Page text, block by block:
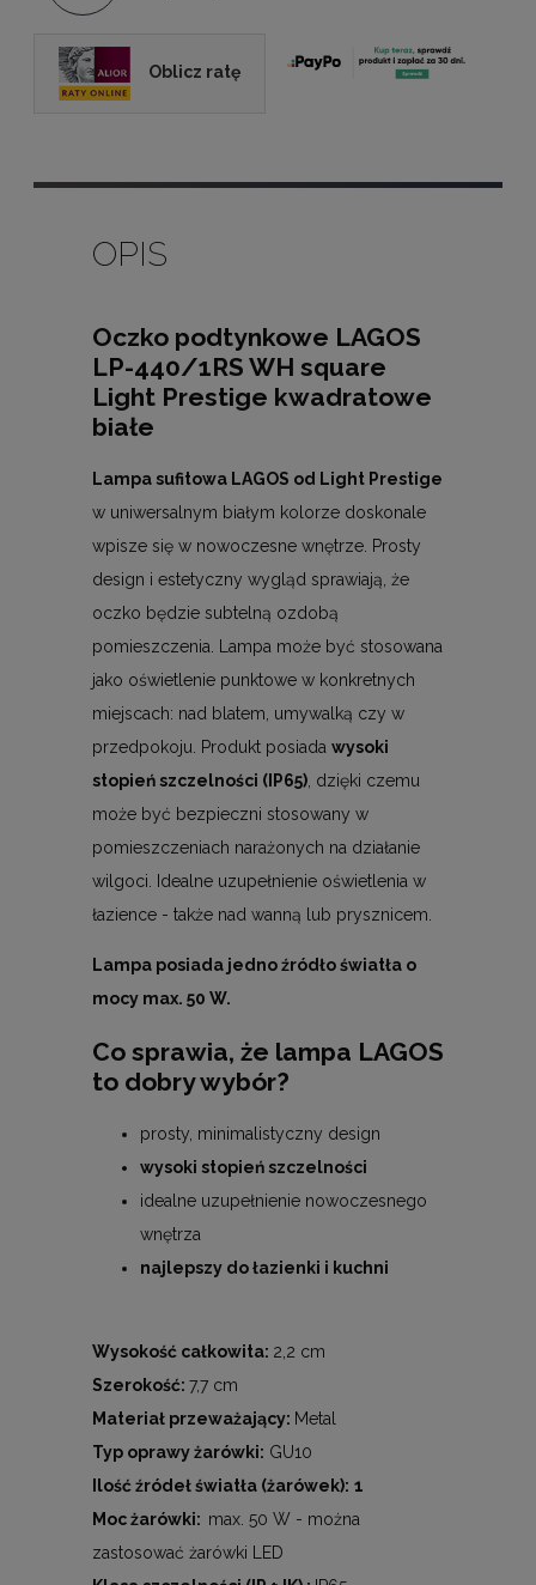
Oblicz ratę
OPIS
Oczko podtynkowe LAGOS
LP-440/1RS WH square
Light Prestige kwadratowe
białe
Lampa sufitowa LAGOS od Light Prestige
w uniwersalnym białym kolorze doskonale
wpisze się w nowoczesne wnętrze. Prosty
design i estetyczny wygląd sprawiają, że
oczko będzie subtelną ozdobą
pomieszczenia. Lampa może być stosowana
jako oświetlenie punktowe w konkretnych
miejscach: nad blatem, umywalką czy w
przedpokoju. Produkt posiada wysoki
stopień szczelności (IP65), dzięki czemu
może być bezpieczni stosowany w
pomieszczeniach narażonych na działanie
wilgoci. Idealne uzupełnienie oświetlenia w
łazience - także nad wanną lub prysznicem.
Lampa posiada jedno źródło światła o
mocy max. 50 W.
Co sprawia, że lampa LAGOS
to dobry wybór?
prosty, minimalistyczny design
wysoki stopień szczelności
idealne uzupełnienie nowoczesnego
wnętrza
najlepszy do łazienki i kuchni
Wysokość całkowita: 2,2 cm
Szerokość: 7,7 cm
Materiał przeważający: Metal
Typ oprawy żarówki: GU10
Ilość źródeł światła (żarówek): 1
Moc żarówki: max. 50 W - można
zastosować żarówki LED